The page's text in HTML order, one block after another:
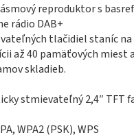
reproduktor s
rádio DAB+
tlačidiel staníc
až 40 pamäťových miest
skladieb.
stmievateľný 2,4″ TFT
WPA2 (PSK), WPS